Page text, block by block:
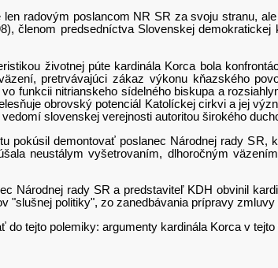
poslancom NR SR za svoju stranu, ale aj
členom predsedníctva Slovenskej
životnej púte kardinála Korca bola
pretrvávajúci zákaz výkonu kňazského
funkcii nitrianskeho sídelného biskupa a
obrovský potenciál Katolíckej cirkvi a jej
slovenskej verejnosti autoritou širokého
demontovať poslanec Národnej rady SR,
neustálym vyšetrovaním, dlhoročným
rady SR a predstaviteľ KDH obvinil
"slušnej politiky", zo zanedbávania prípravy
polemiky: argumenty kardinála Korca v tejto